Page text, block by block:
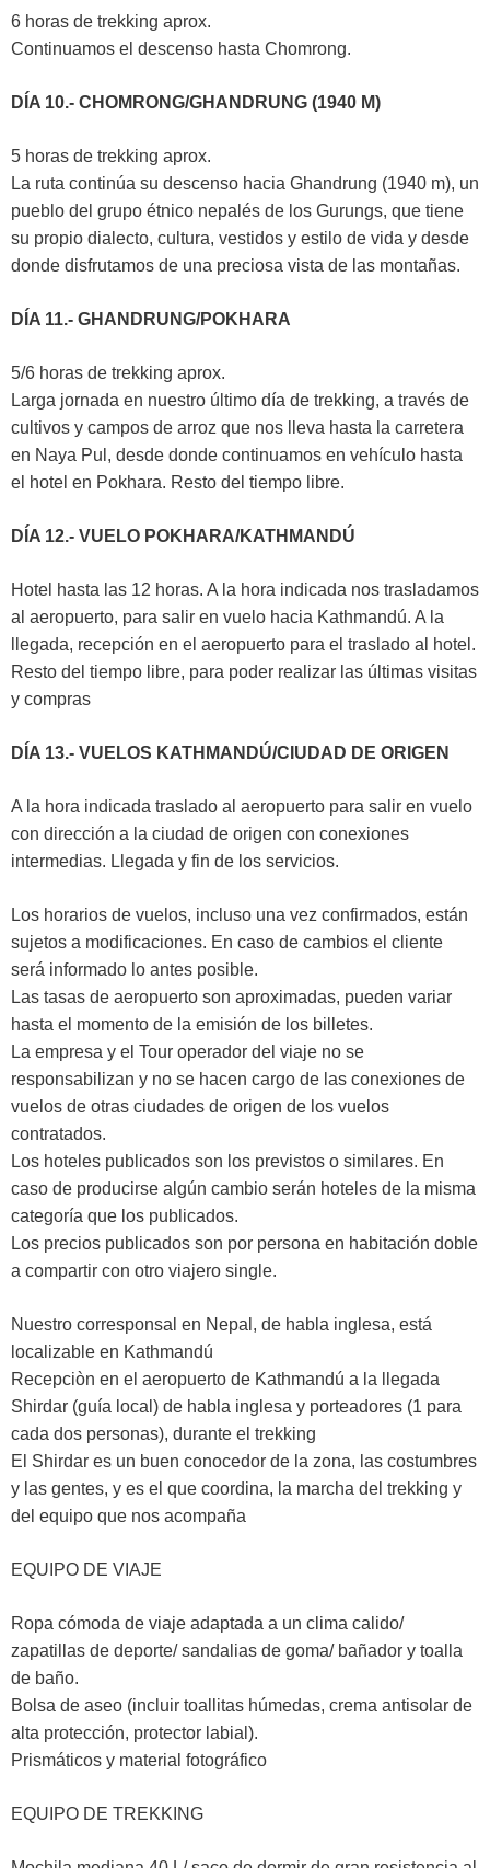
6 horas de trekking aprox.
Continuamos el descenso hasta Chomrong.
DÍA 10.- CHOMRONG/GHANDRUNG (1940 M)
5 horas de trekking aprox.
La ruta continúa su descenso hacia Ghandrung (1940 m), un
pueblo del grupo étnico nepalés de los Gurungs, que tiene
su propio dialecto, cultura, vestidos y estilo de vida y desde
donde disfrutamos de una preciosa vista de las montañas.
DÍA 11.- GHANDRUNG/POKHARA
5/6 horas de trekking aprox.
Larga jornada en nuestro último día de trekking, a través de
cultivos y campos de arroz que nos lleva hasta la carretera
en Naya Pul, desde donde continuamos en vehículo hasta
el hotel en Pokhara. Resto del tiempo libre.
DÍA 12.- VUELO POKHARA/KATHMANDÚ
Hotel hasta las 12 horas. A la hora indicada nos trasladamos
al aeropuerto, para salir en vuelo hacia Kathmandú. A la
llegada, recepción en el aeropuerto para el traslado al hotel.
Resto del tiempo libre, para poder realizar las últimas visitas
y compras
DÍA 13.- VUELOS KATHMANDÚ/CIUDAD DE ORIGEN
A la hora indicada traslado al aeropuerto para salir en vuelo
con dirección a la ciudad de origen con conexiones
intermedias. Llegada y fin de los servicios.
Los horarios de vuelos, incluso una vez confirmados, están
sujetos a modificaciones. En caso de cambios el cliente
será informado lo antes posible.
Las tasas de aeropuerto son aproximadas, pueden variar
hasta el momento de la emisión de los billetes.
La empresa y el Tour operador del viaje no se
responsabilizan y no se hacen cargo de las conexiones de
vuelos de otras ciudades de origen de los vuelos
contratados.
Los hoteles publicados son los previstos o similares. En
caso de producirse algún cambio serán hoteles de la misma
categoría que los publicados.
Los precios publicados son por persona en habitación doble
a compartir con otro viajero single.
Nuestro corresponsal en Nepal, de habla inglesa, está
localizable en Kathmandú
Recepciòn en el aeropuerto de Kathmandú a la llegada
Shirdar (guía local) de habla inglesa y porteadores (1 para
cada dos personas), durante el trekking
El Shirdar es un buen conocedor de la zona, las costumbres
y las gentes, y es el que coordina, la marcha del trekking y
del equipo que nos acompaña
EQUIPO DE VIAJE
Ropa cómoda de viaje adaptada a un clima calido/
zapatillas de deporte/ sandalias de goma/ bañador y toalla
de baño.
Bolsa de aseo (incluir toallitas húmedas, crema antisolar de
alta protección, protector labial).
Prismáticos y material fotográfico
EQUIPO DE TREKKING